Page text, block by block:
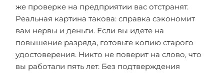
же проверке на предприятии вас отстранят.
Реальная картина такова: справка сэкономит
вам нервы и деньги. Если вы идете на
повышение разряда, готовьте копию старого
удостоверения. Никто не поверит на слово, что
вы работали пять лет. Без подтверждения